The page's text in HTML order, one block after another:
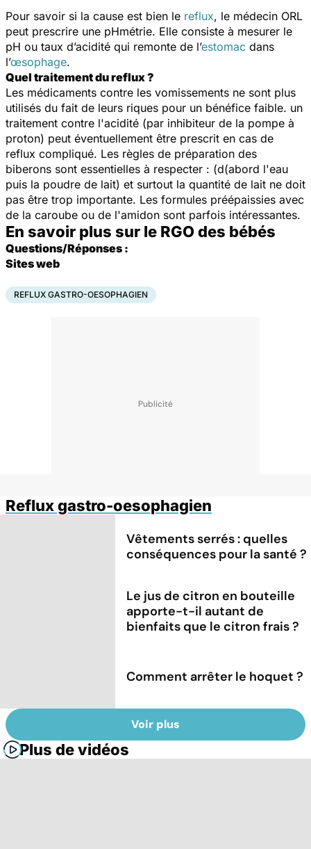
Pour savoir si la cause est bien le reflux, le médecin ORL
peut prescrire une pHmétrie. Elle consiste à mesurer le
pH ou taux d’acidité qui remonte de l’estomac dans
l’œsophage.
Quel traitement du reflux ?
Les médicaments contre les vomissements ne sont plus
utilisés du fait de leurs riques pour un bénéfice faible. un
traitement contre l'acidité (par inhibiteur de la pompe à
proton) peut éventuellement être prescrit en cas de
reflux compliqué. Les règles de préparation des
biberons sont essentielles à respecter : (d(abord l'eau
puis la poudre de lait) et surtout la quantité de lait ne doit
pas être trop importante. Les formules préépaissies avec
de la caroube ou de l'amidon sont parfois intéressantes.
En savoir plus sur le RGO des bébés
Questions/Réponses :
Sites web
REFLUX GASTRO-OESOPHAGIEN
Reflux gastro-oesophagien
Vêtements serrés : quelles
conséquences pour la santé ?
Le jus de citron en bouteille
apporte-t-il autant de
bienfaits que le citron frais ?
Comment arrêter le hoquet ?
Voir plus
Plus de vidéos